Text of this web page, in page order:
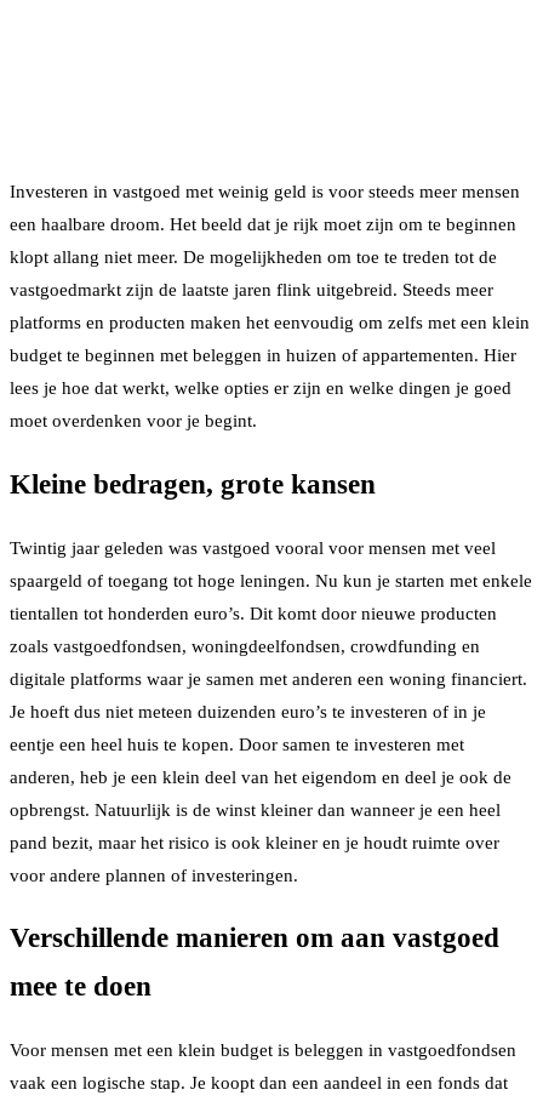
Investeren in vastgoed met weinig geld is voor steeds meer mensen
een haalbare droom. Het beeld dat je rijk moet zijn om te beginnen
klopt allang niet meer. De mogelijkheden om toe te treden tot de
vastgoedmarkt zijn de laatste jaren flink uitgebreid. Steeds meer
platforms en producten maken het eenvoudig om zelfs met een klein
budget te beginnen met beleggen in huizen of appartementen. Hier
lees je hoe dat werkt, welke opties er zijn en welke dingen je goed
moet overdenken voor je begint.
Kleine bedragen, grote kansen
Twintig jaar geleden was vastgoed vooral voor mensen met veel
spaargeld of toegang tot hoge leningen. Nu kun je starten met enkele
tientallen tot honderden euro’s. Dit komt door nieuwe producten
zoals vastgoedfondsen, woningdeelfondsen, crowdfunding en
digitale platforms waar je samen met anderen een woning financiert.
Je hoeft dus niet meteen duizenden euro’s te investeren of in je
eentje een heel huis te kopen. Door samen te investeren met
anderen, heb je een klein deel van het eigendom en deel je ook de
opbrengst. Natuurlijk is de winst kleiner dan wanneer je een heel
pand bezit, maar het risico is ook kleiner en je houdt ruimte over
voor andere plannen of investeringen.
Verschillende manieren om aan vastgoed
mee te doen
Voor mensen met een klein budget is beleggen in vastgoedfondsen
vaak een logische stap. Je koopt dan een aandeel in een fonds dat